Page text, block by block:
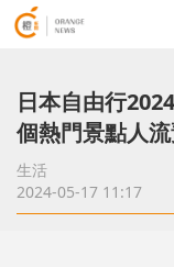
日本自由行
個熱門景點人
生活
2024-05-17 11:17